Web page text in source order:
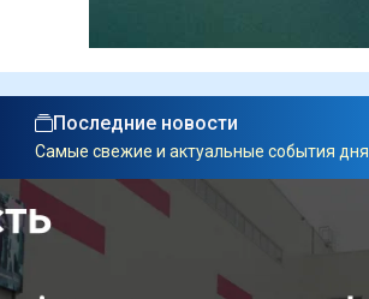
Последние новости
Самые свежие и актуальные события дня